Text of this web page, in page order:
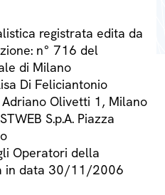
registrata edita da
n° 716 del
di Milano
Di Feliciantonio
Adriano Olivetti 1, Milano
S.p.A. Piazza
Operatori della
in data 30/11/2006